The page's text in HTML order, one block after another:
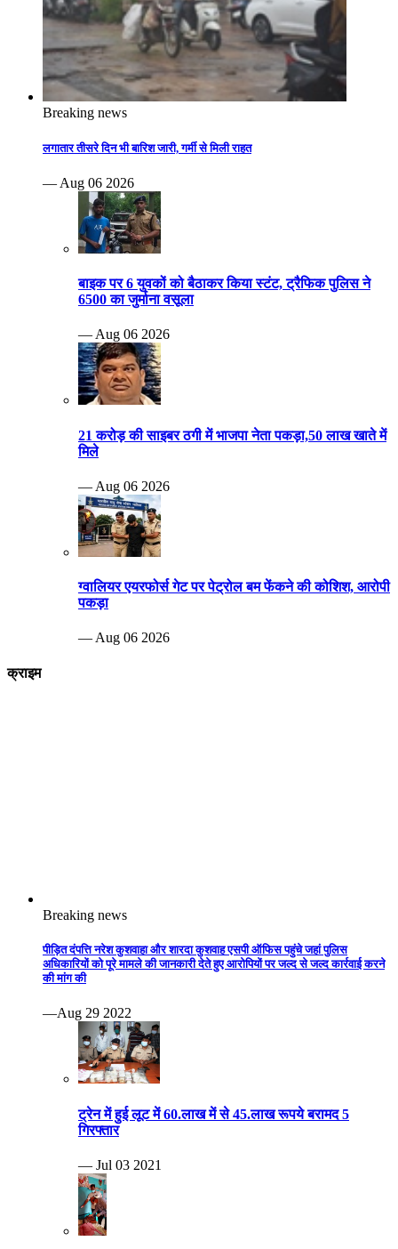
Breaking news
लगातार तीसरे दिन भी बारिश जारी, गर्मी से मिली राहत
— Aug 06 2026
बाइक पर 6 युवकों को बैठाकर किया स्टंट, ट्रैफिक पुलिस ने
6500 का जुर्माना वसूला
— Aug 06 2026
21 करोड़ की साइबर ठगी में भाजपा नेता पकड़ा,50 लाख खाते में
मिले
— Aug 06 2026
ग्वालियर एयरफोर्स गेट पर पेट्रोल बम फेंकने की कोशिश, आरोपी
पकड़ा
— Aug 06 2026
क्राइम
Breaking news
पीड़ित दंपत्ति नरेश कुशवाहा और शारदा कुशवाह एसपी ऑफिस पहुंचे जहां पुलिस
अधिकारियों को पूरे मामले की जानकारी देते हुए आरोपियों पर जल्द से जल्द कार्रवाई करने
की मांग की
—Aug 29 2022
ट्रेन में हुई लूट में 60.लाख में से 45.लाख रूपये बरामद 5
गिरफ्तार
— Jul 03 2021